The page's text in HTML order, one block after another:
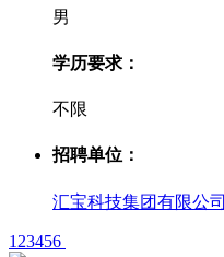
男
学历要求：
不限
招聘单位：
汇宝科技集团有限公司
1 23456